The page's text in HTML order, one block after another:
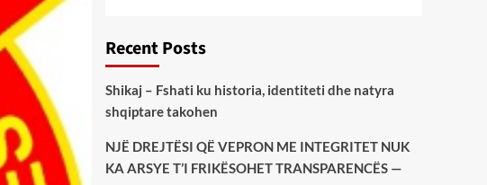
Recent Posts
Shikaj – Fshati ku historia, identiteti dhe natyra
shqiptare takohen
NJË DREJTËSI QË VEPRON ME INTEGRITET NUK
KA ARSYE T’I FRIKËSOHET TRANSPARENCËS —